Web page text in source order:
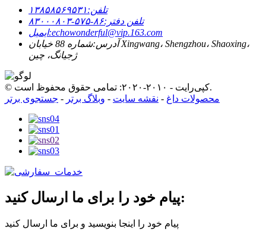
تلفن:۱۳۸۵۸۵۶۹۵۳۱
تلفن دفتر:۸۶-۵۷۵-۸۳۰۰۰۸۰۳
ایمیل:echowonderful@vip.163.com
آدرس:
شماره 88 خیابان Xingwang، Shengzhou، Shaoxing،
ژجیانگ، چین
© کپی‌رایت - ۲۰۱۰-۲۰۲۰: تمامی حقوق محفوظ است.
محصولات داغ - نقشه سایت - وبلاگ برتر - جستجوی برتر
پیام خود را برای ما ارسال کنید:
پیام خود را اینجا بنویسید و برای ما ارسال کنید